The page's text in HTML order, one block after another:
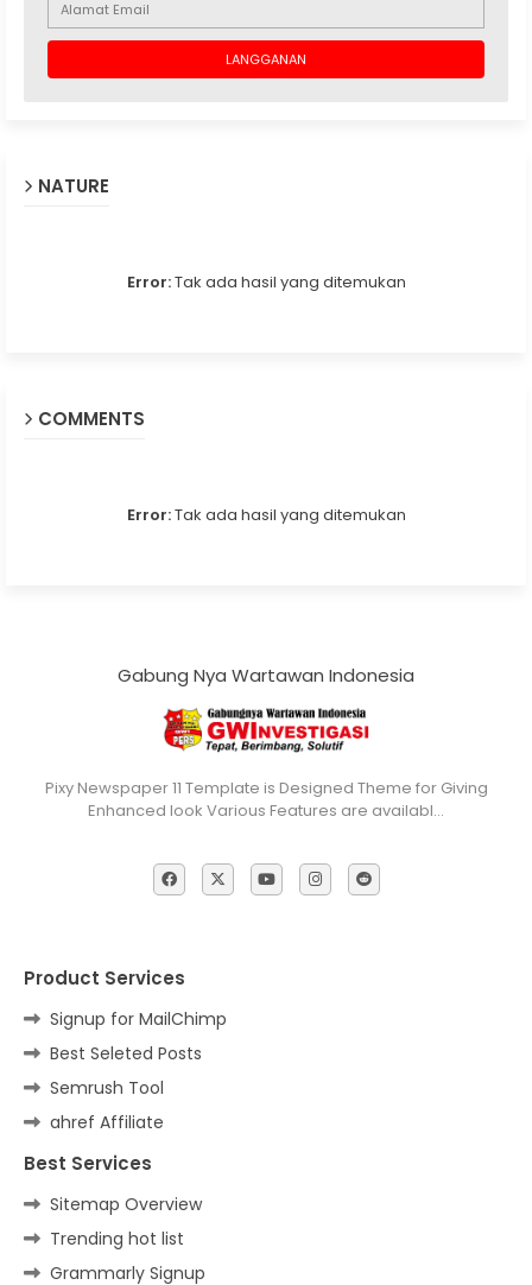
NATURE
Error:Tak ada hasil yang ditemukan
COMMENTS
Error:Tak ada hasil yang ditemukan
Gabung Nya Wartawan Indonesia
Pixy Newspaper 11 Template is Designed Theme for Giving
Enhanced look Various Features are availabl…
Product Services
Signup for MailChimp
Best Seleted Posts
Semrush Tool
ahref Affiliate
Best Services
Sitemap Overview
Trending hot list
Grammarly Signup